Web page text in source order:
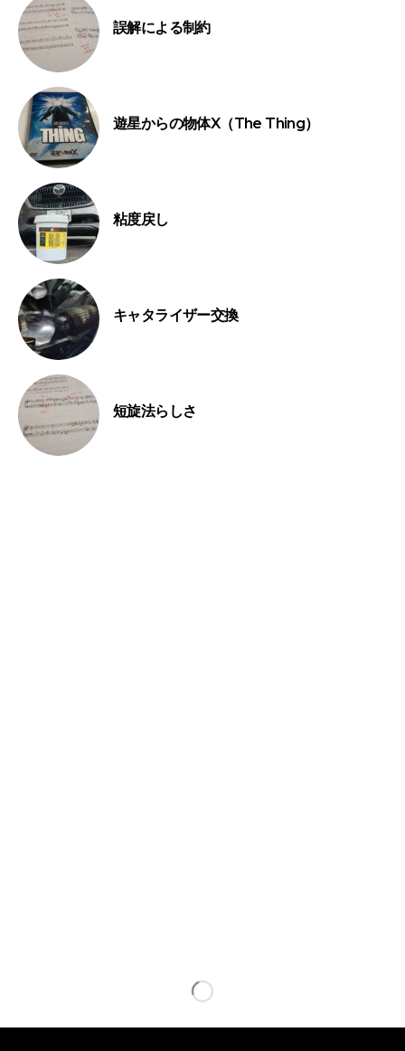
誤解による制約
遊星からの物体X（The Thing）
粘度戻し
キャタライザー交換
短旋法らしさ